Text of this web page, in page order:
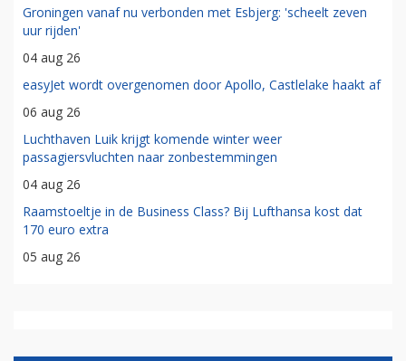
Groningen vanaf nu verbonden met Esbjerg: 'scheelt zeven
uur rijden'
04 aug 26
easyJet wordt overgenomen door Apollo, Castlelake haakt af
06 aug 26
Luchthaven Luik krijgt komende winter weer
passagiersvluchten naar zonbestemmingen
04 aug 26
Raamstoeltje in de Business Class? Bij Lufthansa kost dat
170 euro extra
05 aug 26